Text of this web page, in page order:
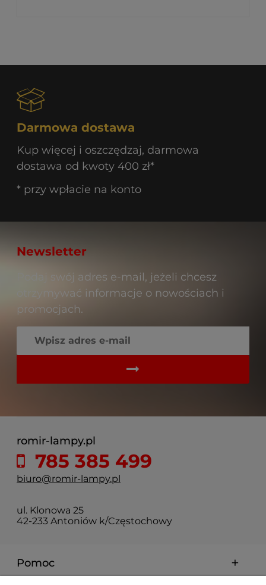
Darmowa dostawa
Kup więcej i oszczędzaj, darmowa
dostawa od kwoty 400 zł*
* przy wpłacie na konto
Newsletter
Podaj swój adres e-mail, jeżeli chcesz
otrzymywać informacje o nowościach i
promocjach.
romir-lampy.pl
785 385 499
biuro@romir-lampy.pl
ul. Klonowa 25
42-233 Antoniów k/Częstochowy
Pomoc